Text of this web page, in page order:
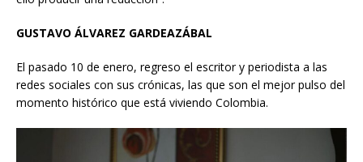
GUSTAVO ÁLVAREZ GARDEAZÁBAL
El pasado 10 de enero, regreso el escritor y periodista a las
redes sociales con sus crónicas, las que son el mejor pulso del
momento histórico que está viviendo Colombia.